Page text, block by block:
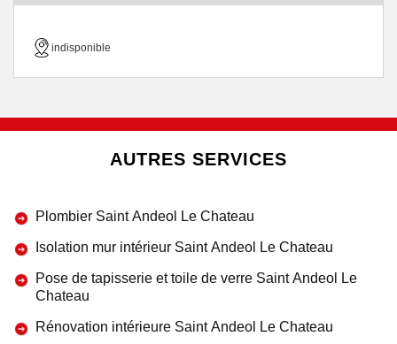
indisponible
AUTRES SERVICES
Plombier Saint Andeol Le Chateau
Isolation mur intérieur Saint Andeol Le Chateau
Pose de tapisserie et toile de verre Saint Andeol Le
Chateau
Rénovation intérieure Saint Andeol Le Chateau